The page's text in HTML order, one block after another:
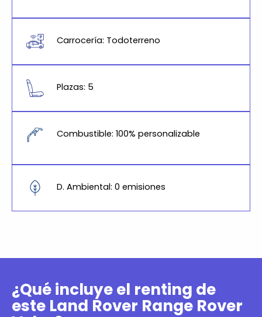
Carrocería: Todoterreno
Plazas: 5
Combustible: 100% personalizable
D. Ambiental: 0 emisiones
¿Qué incluye el renting de
este Land Rover Range Rover